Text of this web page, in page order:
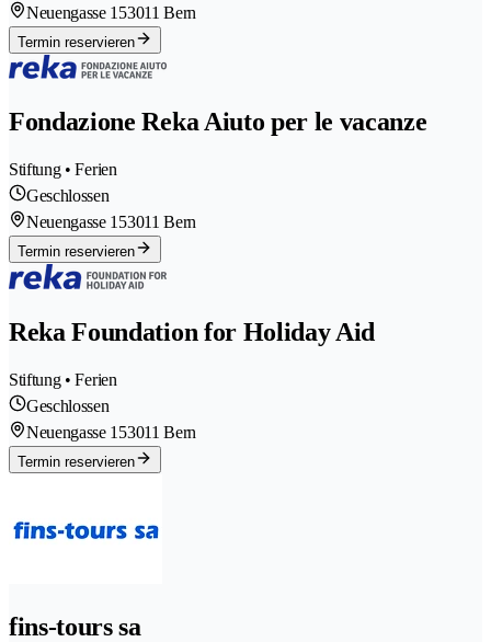
Neuengasse 153011 Bern
Termin reservieren
Fondazione Reka Aiuto per le vacanze
Stiftung • Ferien
Geschlossen
Neuengasse 153011 Bern
Termin reservieren
Reka Foundation for Holiday Aid
Stiftung • Ferien
Geschlossen
Neuengasse 153011 Bern
Termin reservieren
fins-tours sa